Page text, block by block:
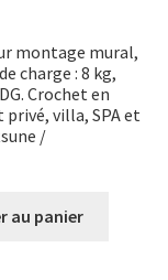
montage mural,
charge : 8 kg,
Crochet en
villa, SPA et
/
au panier